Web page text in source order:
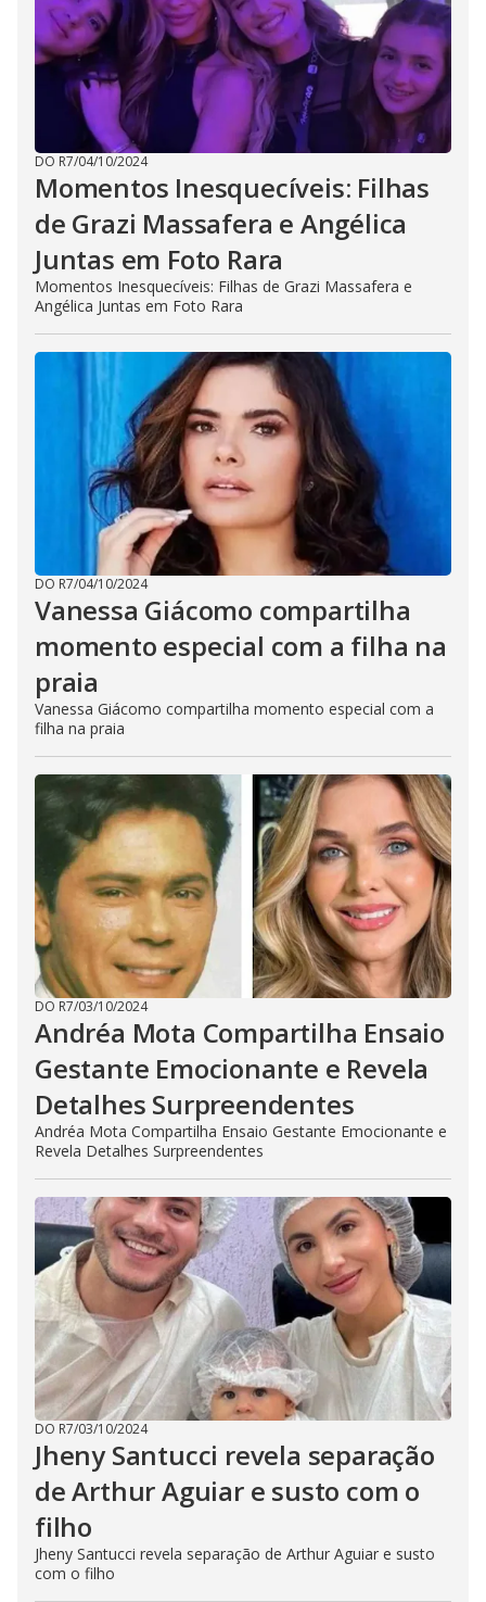
DO R7/04/10/2024
Momentos Inesquecíveis: Filhas
de Grazi Massafera e Angélica
Juntas em Foto Rara
Momentos Inesquecíveis: Filhas de Grazi Massafera e
Angélica Juntas em Foto Rara
DO R7/04/10/2024
Vanessa Giácomo compartilha
momento especial com a filha na
praia
Vanessa Giácomo compartilha momento especial com a
filha na praia
DO R7/03/10/2024
Andréa Mota Compartilha Ensaio
Gestante Emocionante e Revela
Detalhes Surpreendentes
Andréa Mota Compartilha Ensaio Gestante Emocionante e
Revela Detalhes Surpreendentes
DO R7/03/10/2024
Jheny Santucci revela separação
de Arthur Aguiar e susto com o
filho
Jheny Santucci revela separação de Arthur Aguiar e susto
com o filho